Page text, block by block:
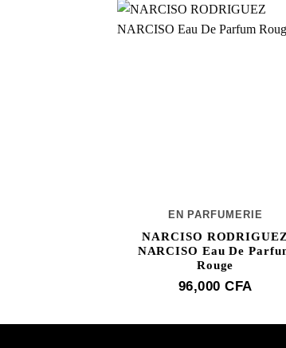
EN PARFUMERIE
NARCISO
NARCISO Eau De
Rouge
96,000CFA